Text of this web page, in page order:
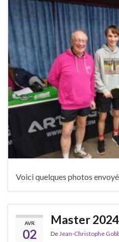
Voici quelques photos
AVR
02
Master 2024
De Jean-Christophe